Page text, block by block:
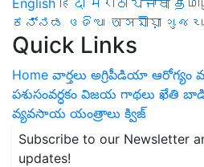
ಕನ್ನಡ
ଓଡିଆ অসমীয়া
Quick Links
Home వార్తలు అగ్రిపీడియా ఆరోగ్యం
పశుసంవర్ధకం విజయ గాథలు ఖేతి
వ్యవసాయ యంత్రాలు క్విజ్
Subscribe to our Newsletter
updates!